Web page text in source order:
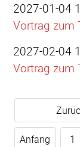
2027-01-04
Vortrag zum
2027-02-04
Vortrag zum
Anfang 1